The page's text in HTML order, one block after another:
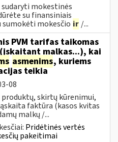
mokestinės
su finansiniais
mokesčio ir /...
PVM tarifas taikomas
malkas...), kai
asmenims, kuriems
teikia
08
produktų, skirtų kūrenimui,
faktūra (kasos kvitas
malkų /...
Pridėtinės vertės
pakeitimai